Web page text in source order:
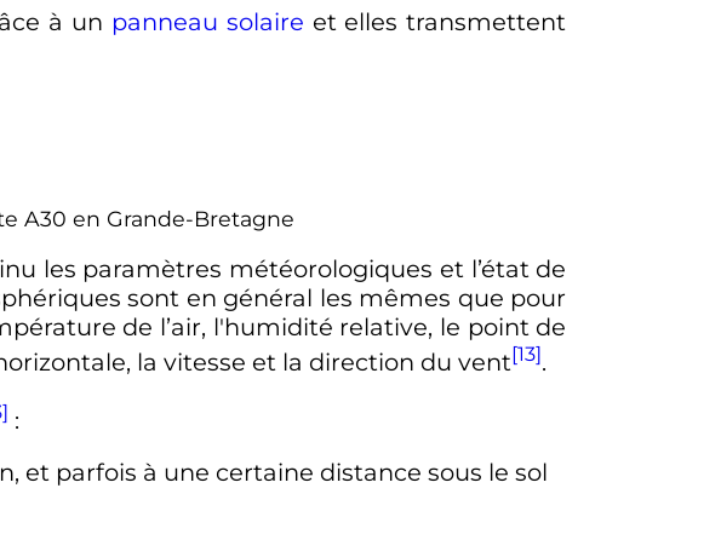
à un panneau solaire et elles transmettent
A30 en Grande-Bretagne
les paramètres météorologiques et l’état de
sont en général les mêmes que pour
de l’air, l'humidité relative, le point de
la vitesse et la direction du vent[13].
:
parfois à une certaine distance sous le sol